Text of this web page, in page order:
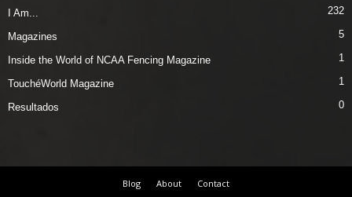
I Am... 232
Magazines 5
Inside the World of NCAA Fencing Magazine 1
TouchéWorld Magazine 1
Resultados 0
Blog About Contact